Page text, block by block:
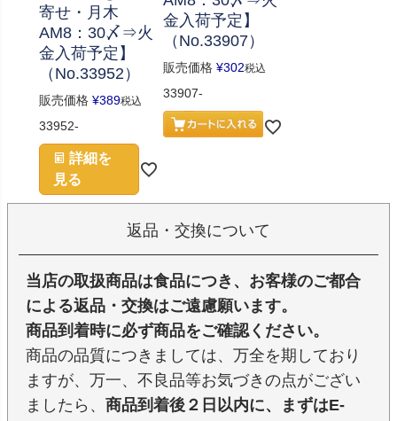
寄せ・月木
AM8：30〆⇒火
金入荷予定】
（No.33952）
販売価格 ¥389税込
33952-
詳細を
見る
金入荷予定】
（No.33907）
販売価格 ¥302税込
33907-
返品・交換について
当店の取扱商品は食品につき、お客様のご都合
による返品・交換はご遠慮願います。
商品到着時に必ず商品をご確認ください。
商品の品質につきましては、万全を期しており
ますが、万一、不良品等お気づきの点がござい
ましたら、 商品到着後２日以内に、まずはE-